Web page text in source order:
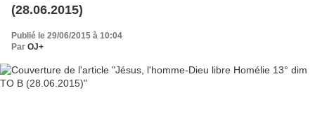
(28.06.2015)
Publié le 29/06/2015 à 10:04
Par OJ+